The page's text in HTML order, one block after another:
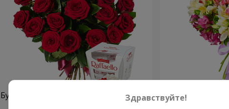
Букет "В День рождения, с любовью!" Букет "Сказка
Здравствуйте!